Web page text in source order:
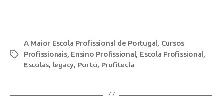
A Maior Escola Profissional de Portugal, Cursos
Profissionais, Ensino Profissional, Escola Profissional,
Escolas, legacy, Porto, Profitecla